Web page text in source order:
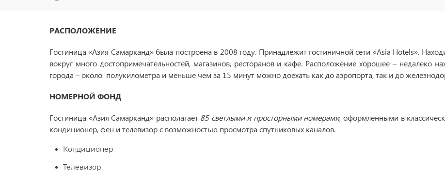
РАСПОЛОЖЕНИЕ
Гостиница «Азия Самарканд» была построена в 2008 году. Принадлежит гостиничной сети «Asia Hotels».
вокруг много достопримечательностей, магазинов, ресторанов и кафе. Расположение хорошее – недалеко
города – около полукилометра и меньше чем за 15 минут можно доехать как до аэропорта, так и до
НОМЕРНОЙ ФОНД
Гостиница «Азия Самарканд» располагает 85 светлыми и просторными номерами, оформленными в
кондиционер, фен и телевизор с возможностью просмотра спутниковых каналов.
Кондиционер
Телевизор